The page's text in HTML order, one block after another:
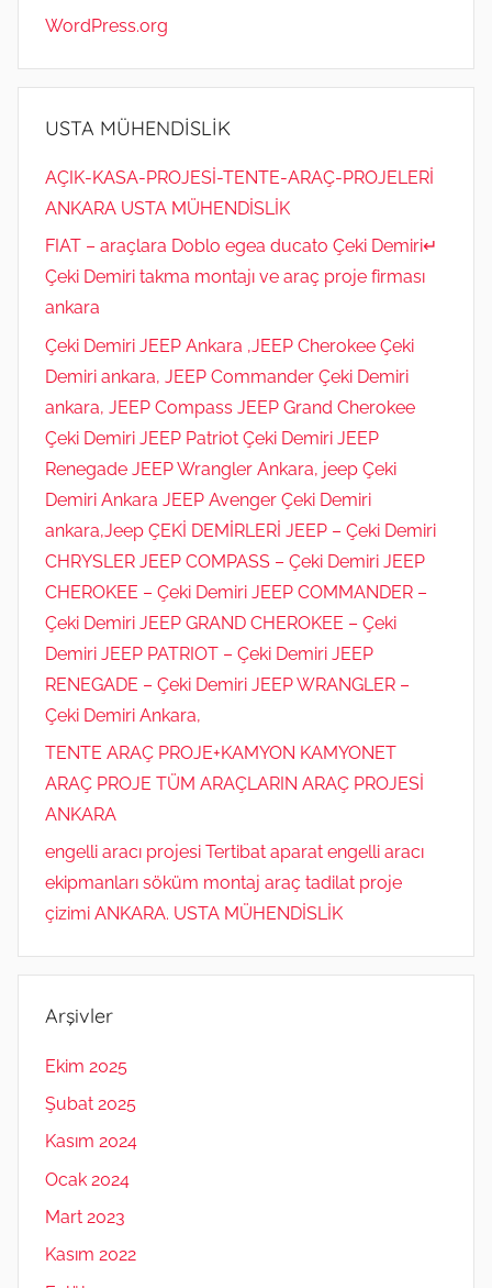
WordPress.org
USTA MÜHENDİSLİK
AÇIK-KASA-PROJESİ-TENTE-ARAÇ-PROJELERİ
ANKARA USTA MÜHENDİSLİK
FIAT – araçlara Doblo egea ducato Çeki Demiri↵
Çeki Demiri takma montajı ve araç proje firması
ankara
Çeki Demiri JEEP Ankara ,JEEP Cherokee Çeki
Demiri ankara, JEEP Commander Çeki Demiri
ankara, JEEP Compass JEEP Grand Cherokee
Çeki Demiri JEEP Patriot Çeki Demiri JEEP
Renegade JEEP Wrangler Ankara, jeep Çeki
Demiri Ankara JEEP Avenger Çeki Demiri
ankara,Jeep ÇEKİ DEMİRLERİ JEEP – Çeki Demiri
CHRYSLER JEEP COMPASS – Çeki Demiri JEEP
CHEROKEE – Çeki Demiri JEEP COMMANDER –
Çeki Demiri JEEP GRAND CHEROKEE – Çeki
Demiri JEEP PATRIOT – Çeki Demiri JEEP
RENEGADE – Çeki Demiri JEEP WRANGLER –
Çeki Demiri Ankara,
TENTE ARAÇ PROJE+KAMYON KAMYONET
ARAÇ PROJE TÜM ARAÇLARIN ARAÇ PROJESİ
ANKARA
engelli aracı projesi Tertibat aparat engelli aracı
ekipmanları söküm montaj araç tadilat proje
çizimi ANKARA. USTA MÜHENDİSLİK
Arşivler
Ekim 2025
Şubat 2025
Kasım 2024
Ocak 2024
Mart 2023
Kasım 2022